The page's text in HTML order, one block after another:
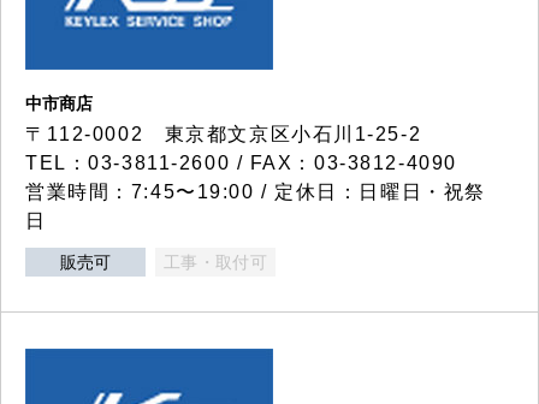
中市商店
〒112-0002 東京都文京区小石川1-25-2
TEL：03-3811-2600 / FAX：03-3812-4090
営業時間：7:45〜19:00 / 定休日：日曜日・祝祭
日
販売可 工事・取付可